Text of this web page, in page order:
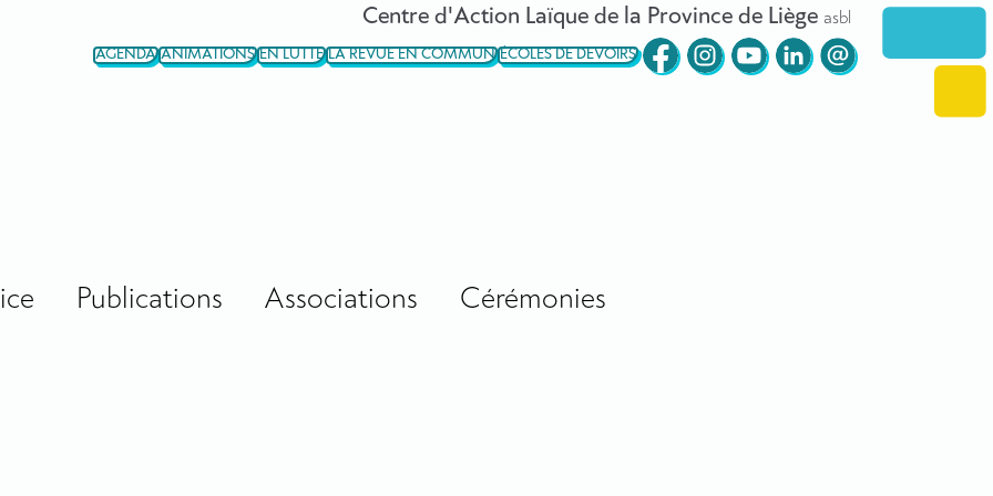
Centre d'Action Laïque de la Province de Liège asbl
AGENDA ANIMATIONS EN LUTTE LA REVUE EN COMMUN ÉCOLES DE DEVOIRS
Publications Associations Cérémonies